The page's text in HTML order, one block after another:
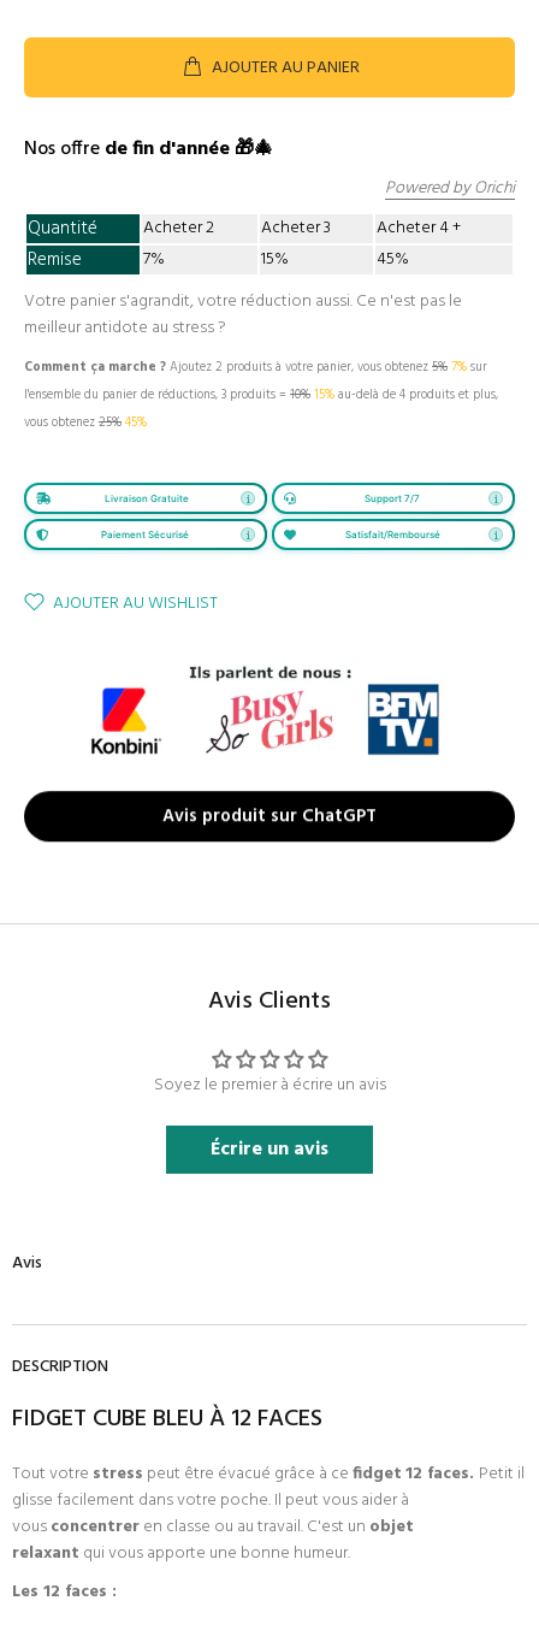
AJOUTER AU PANIER
Nos offrede fin d'année 🎁🎄
Powered by Orichi
Quantité Acheter 2 Acheter 3 Acheter 4
Remise 7% 15%
45%
Votre panier s'agrandit, votre réduction aussi. Ce n'est pas le
meilleur antidote au stress ?
Comment ça marche ?Ajoutez 2 produits à votre panier, vous obtenez5%7%sur
l'ensemble du panier de réductions, 3 produits = 10%15%au-delà de 4 produits et plus,
vous obtenez25%45%
Livraison Gratuite Support 7/7
Paiement Sécurisé Satisfait/Remboursé
AJOUTER AU WISHLIST
Avis produit sur ChatGPT
Avis Clients
Soyez le premier à écrire un avis
Écrire un avis
Avis
DESCRIPTION
FIDGET CUBE BLEU À 12 FACES
Tout votre stress peut être évacué grâce à cefidget12 faces. Petit il
glisse facilement dans votre poche. Il peut vous aider à
vousconcentreren classe ou au travail. C'est un objet
relaxant quivous apporte une bonne humeur.
Les 12 faces :